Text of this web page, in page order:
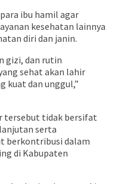
ibu hamil agar
kesehatan lainnya
diri dan janin.
gizi, dan rutin
sehat akan lahir
kuat dan unggul,”
tersebut tidak bersifat
serta
berkontribusi dalam
di Kabupaten